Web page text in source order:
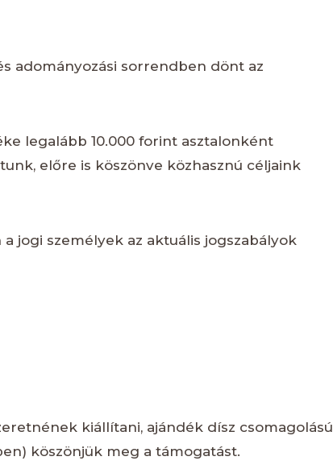
adományozási sorrendben dönt az
legalább 10.000 forint asztalonként
előre is köszönve közhasznú céljaink
jogi személyek az aktuális jogszabályok
kiállítani, ajándék dísz csomagolású
köszönjük meg a támogatást.